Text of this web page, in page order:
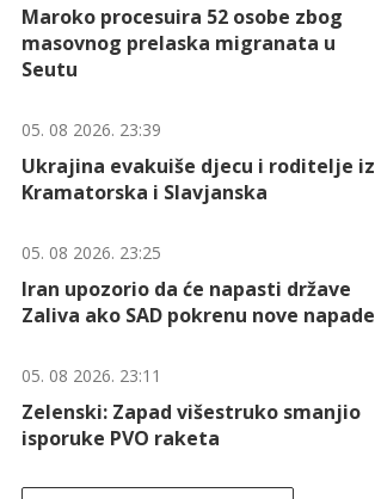
Maroko procesuira 52 osobe zbog
masovnog prelaska migranata u
Seutu
05. 08 2026. 23:39
Ukrajina evakuiše djecu i roditelje iz
Kramatorska i Slavjanska
05. 08 2026. 23:25
Iran upozorio da će napasti države
Zaliva ako SAD pokrenu nove napade
05. 08 2026. 23:11
Zelenski: Zapad višestruko smanjio
isporuke PVO raketa